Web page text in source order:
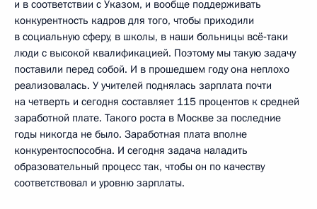
и в соответствии с Указом, и вообще поддерживать
конкурентность кадров для того, чтобы приходили
в социальную сферу, в школы, в наши больницы всё‑таки
люди с высокой квалификацией. Поэтому мы такую задачу
поставили перед собой. И в прошедшем году она неплохо
реализовалась. У учителей поднялась зарплата почти
на четверть и сегодня составляет 115 процентов к средней
заработной плате. Такого роста в Москве за последние
годы никогда не было. Заработная плата вполне
конкурентоспособна. И сегодня задача наладить
образовательный процесс так, чтобы он по качеству
соответствовал и уровню зарплаты.